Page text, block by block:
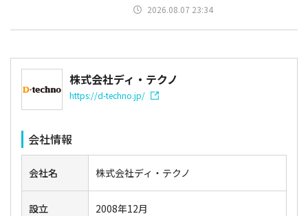
2026.08.07 23:34
株式会社ディ・テクノ
https://d-techno.jp/
会社情報
会社名 株式会社ディ・テクノ
設立 2008年12月